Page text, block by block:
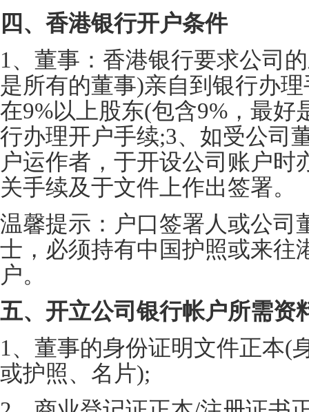
四 、香港银行开户条件
1、董事：香港银行要求公司
是所有的董事)亲自到银行办
在9%以上股东(包含9%，最好
行办理开户手续;3、如受公司
户运作者，于开设公司账户时
关手续及于文件上作出签署。
温馨提示：户口签署人或公司
士，必须持有中国护照或来往
户。
五、开立公司银行帐户所需资
1、董事的身份证明文件正本(
或护照、名片);